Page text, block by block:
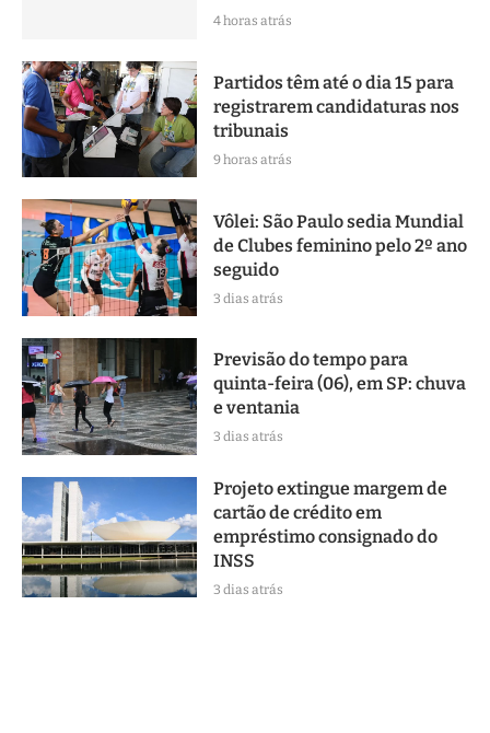
4 horas atrás
Partidos têm até o dia 15 para
registrarem candidaturas nos
tribunais
9 horas atrás
Vôlei: São Paulo sedia Mundial
de Clubes feminino pelo 2º ano
seguido
3 dias atrás
Previsão do tempo para
quinta-feira (06), em SP: chuva
e ventania
3 dias atrás
Projeto extingue margem de
cartão de crédito em
empréstimo consignado do
INSS
3 dias atrás